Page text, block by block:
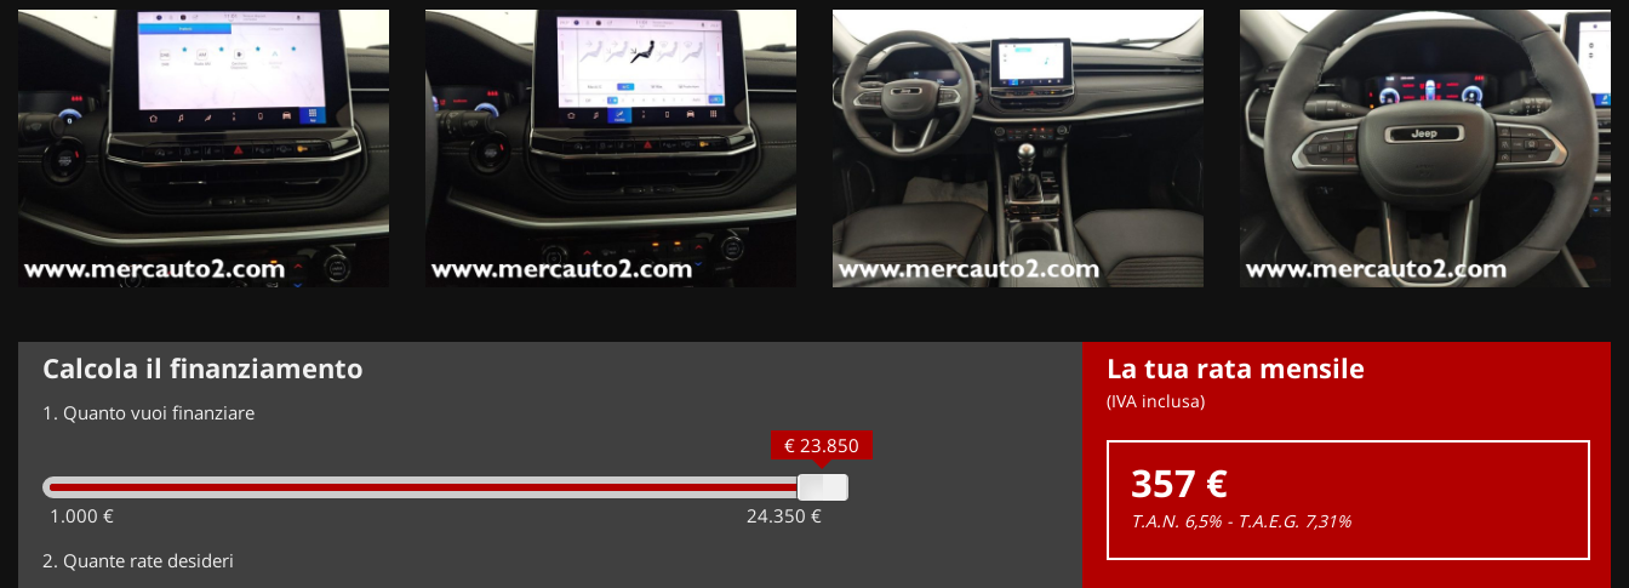
Calcola il finanziamento
1. Quanto vuoi finanziare
1.000 € 24.350 €
€ 23.850
2. Quante rate desideri
La tua rata mensile
(IVA inclusa)
357 €
T.A.N. 6,5% - T.A.E.G. 7,31%